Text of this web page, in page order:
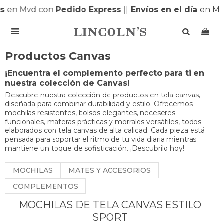
en Mvd conPedido Express| Envíos en el díaen

Productos Canvas
¡Encuentra el complemento perfecto para ti en
nuestra colección de Canvas!
Descubre nuestra colección de productos en tela canvas,
diseñada para combinar durabilidad y estilo. Ofrecemos
mochilas resistentes, bolsos elegantes, neceseres
funcionales, materas prácticas y morrales versátiles, todos
elaborados con tela canvas de alta calidad. Cada pieza está
pensada para soportar el ritmo de tu vida diaria mientras
mantiene un toque de sofisticación. ¡Descubrilo hoy!
MOCHILAS
MATES Y ACCESORIOS
COMPLEMENTOS
MOCHILAS DE TELA CANVAS ESTILO
SPORT